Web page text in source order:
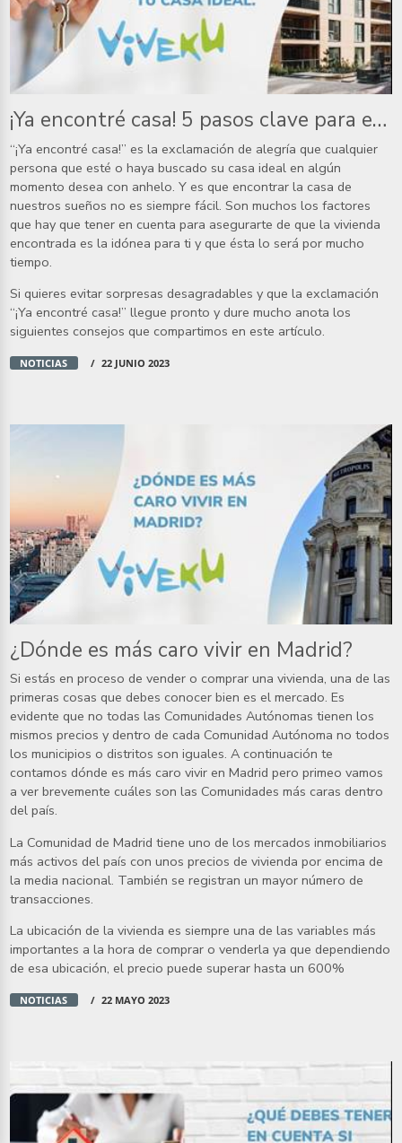
¡Ya encontré casa! 5 pasos clave para elegir tu casa ideal
“¡Ya encontré casa!” es la exclamación de alegría que cualquier
persona que esté o haya buscado su casa ideal en algún
momento desea con anhelo. Y es que encontrar la casa de
nuestros sueños no es siempre fácil. Son muchos los factores
que hay que tener en cuenta para asegurarte de que la vivienda
encontrada es la idónea para ti y que ésta lo será por mucho
tiempo.
Si quieres evitar sorpresas desagradables y que la exclamación
“¡Ya encontré casa!” llegue pronto y dure mucho anota los
siguientes consejos que compartimos en este artículo.
NOTICIAS 22 JUNIO 2023
¿Dónde es más caro vivir en Madrid?
Si estás en proceso de vender o comprar una vivienda, una de las
primeras cosas que debes conocer bien es el mercado. Es
evidente que no todas las Comunidades Autónomas tienen los
mismos precios y dentro de cada Comunidad Autónoma no todos
los municipios o distritos son iguales. A continuación te
contamos dónde es más caro vivir en Madrid pero primeo vamos
a ver brevemente cuáles son las Comunidades más caras dentro
del país.
La Comunidad de Madrid tiene uno de los mercados inmobiliarios
más activos del país con unos precios de vivienda por encima de
la media nacional. También se registran un mayor número de
transacciones.
La ubicación de la vivienda es siempre una de las variables más
importantes a la hora de comprar o venderla ya que dependiendo
de esa ubicación, el precio puede superar hasta un 600%
NOTICIAS 22 MAYO 2023